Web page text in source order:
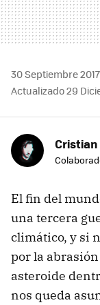
30 Septiembre 2017
Actualizado 29
Cristian
El fin del
una tercera
climático, y si
por la
asteroide
nos queda